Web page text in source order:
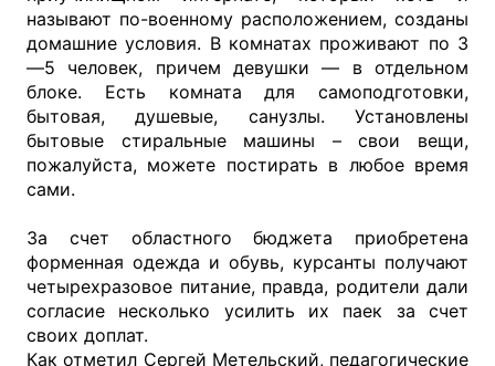
называют по-военному расположением, созданы
домашние условия. В комнатах проживают по 3
—5 человек, причем девушки — в отдельном
блоке. Есть комната для самоподготовки,
бытовая, душевые, санузлы. Установлены
бытовые стиральные машины – свои вещи,
пожалуйста, можете постирать в любое время
сами.
За счет областного бюджета приобретена
форменная одежда и обувь, курсанты получают
четырехразовое питание, правда, родители дали
согласие несколько усилить их паек за счет
своих доплат.
Как отметил Сергей Метельский, педагогические